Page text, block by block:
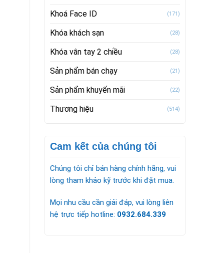
Khoá Face ID (171)
Khóa khách sạn (28)
Khóa vân tay 2 chiều (28)
Sản phẩm bán chạy (21)
Sản phẩm khuyến mãi (22)
Thương hiệu (514)
Cam kết của chúng tôi
Chúng tôi chỉ bán hàng chính hãng, vui
lòng tham khảo kỹ trước khi đặt mua.
Mọi nhu cầu cần giải đáp, vui lòng liên
hệ trực tiếp hotline: 0932.684.339